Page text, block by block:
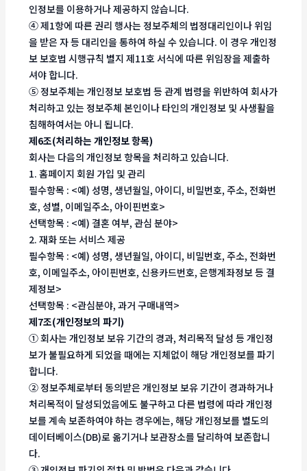
인정보를 이용하거나 제공하지 않습니다.
④ 제1항에 따른 권리 행사는 정보주체의 법정대리인이나 위임
을 받은 자 등 대리인을 통하여 하실 수 있습니다. 이 경우 개인정
보 보호법 시행규칙 별지 제11호 서식에 따른 위임장을 제출하
셔야 합니다.
⑤ 정보주체는 개인정보 보호법 등 관계 법령을 위반하여 회사가
처리하고 있는 정보주체 본인이나 타인의 개인정보 및 사생활을
침해하여서는 아니 됩니다.
제6조(처리하는 개인정보 항목)
회사는 다음의 개인정보 항목을 처리하고 있습니다.
1. 홈페이지 회원 가입 및 관리
필수항목 : <예) 성명, 생년월일, 아이디, 비밀번호, 주소, 전화번
호, 성별, 이메일주소, 아이핀번호>
선택항목 : <예) 결혼 여부, 관심 분야>
2. 재화 또는 서비스 제공
필수항목 : <예) 성명, 생년월일, 아이디, 비밀번호, 주소, 전화번
호, 이메일주소, 아이핀번호, 신용카드번호, 은행계좌정보 등 결
제정보>
선택항목 : <관심분야, 과거 구매내역>
제7조(개인정보의 파기)
① 회사는 개인정보 보유 기간의 경과, 처리목적 달성 등 개인정
보가 불필요하게 되었을 때에는 지체없이 해당 개인정보를 파기
합니다.
② 정보주체로부터 동의받은 개인정보 보유 기간이 경과하거나
처리목적이 달성되었음에도 불구하고 다른 법령에 따라 개인정
보를 계속 보존하여야 하는 경우에는, 해당 개인정보를 별도의
데이터베이스(DB)로 옮기거나 보관장소를 달리하여 보존합니
다.